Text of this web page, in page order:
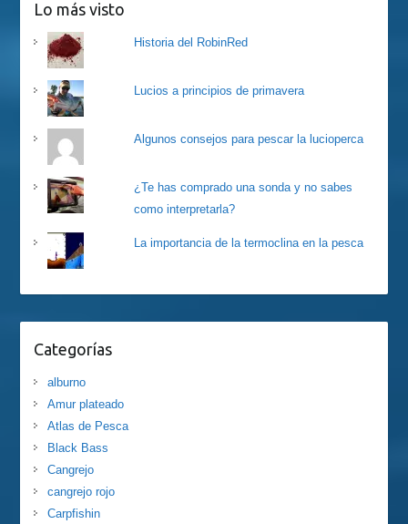
Lo más visto
Historia del RobinRed
Lucios a principios de primavera
Algunos consejos para pescar la lucioperca
¿Te has comprado una sonda y no sabes
como interpretarla?
La importancia de la termoclina en la pesca
Categorías
alburno
Amur plateado
Atlas de Pesca
Black Bass
Cangrejo
cangrejo rojo
Carpfishin